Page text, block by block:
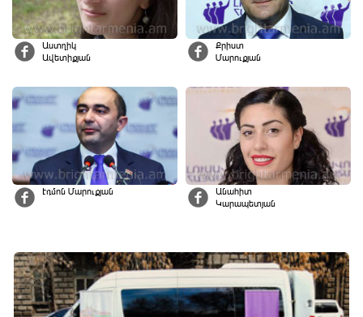
Աստղիկ
Ավետիքյան
Քրիստ
Մարուքյան
Էդմոն Մարուքյան
Անահիտ
Կարապետյան